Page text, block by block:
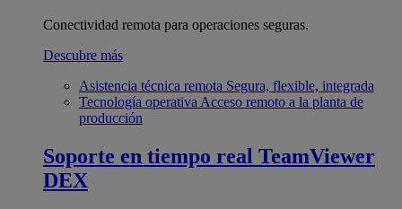
Conectividad remota para operaciones seguras.
Descubre más
Asistencia técnica remota Segura, flexible, integrada
Tecnología operativa Acceso remoto a la planta de
producción
Soporte en tiempo real TeamViewer
DEX